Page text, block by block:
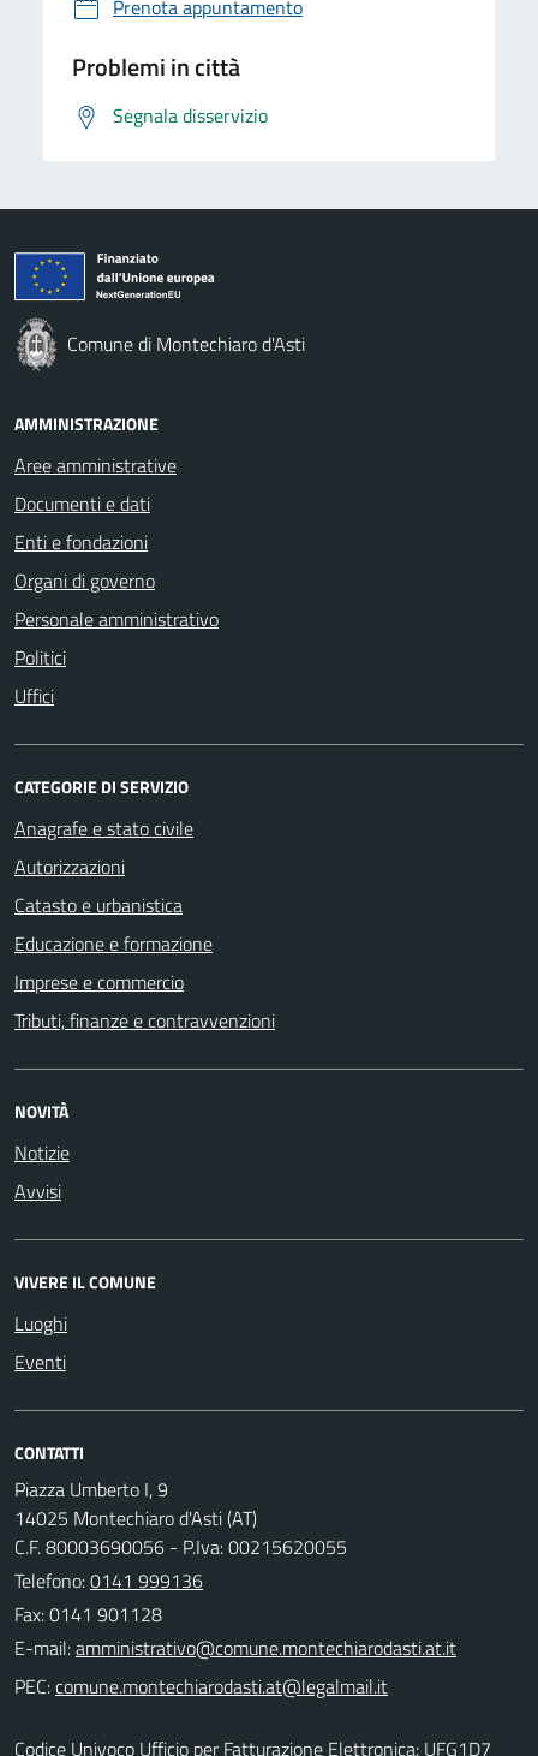
Prenota appuntamento
Problemi in città
Segnala disservizio
Comune di Montechiaro d'Asti
AMMINISTRAZIONE
Aree amministrative
Documenti e dati
Enti e fondazioni
Organi di governo
Personale amministrativo
Politici
Uffici
CATEGORIE DI SERVIZIO
Anagrafe e stato civile
Autorizzazioni
Catasto e urbanistica
Educazione e formazione
Imprese e commercio
Tributi, finanze e contravvenzioni
NOVITÀ
Notizie
Avvisi
VIVERE IL COMUNE
Luoghi
Eventi
CONTATTI
Piazza Umberto I, 9
14025 Montechiaro d'Asti (AT)
C.F. 80003690056 - P.Iva: 00215620055
Telefono:0141 999136
Fax: 0141 901128
E-mail:
PEC:
Codice Univoco Ufficio per Fatturazione Elettronica: UFG1D7